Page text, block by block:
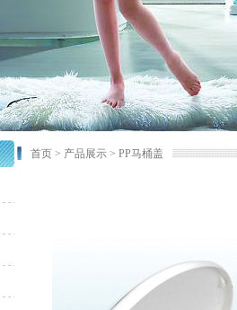
首页 > 产品展示 > PP马桶盖